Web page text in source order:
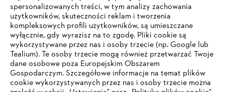
Firma
spersonalizowanych treści, w tym analizy zachowania
użytkowników, skuteczności reklam i tworzenia
kompleksowych profili użytkowników, są umieszczane
wyłącznie, gdy wyrazisz na to zgodę. Pliki cookie są
wykorzystywane przez nas i osoby trzecie (np. Google lub
Tealium). Te osoby trzecie mogą również przetwarzać Twoje
dane osobowe poza Europejskim Obszarem
Gospodarczym. Szczegółowe informacje na temat plików
cookie wykorzystywanych przez nas i osoby trzecie można